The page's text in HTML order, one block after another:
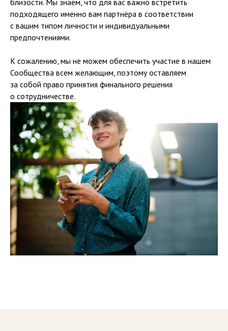
близости. Мы знаем, что для вас важно встретить
подходящего именно вам партнёра в соответствии
с вашим типом личности и индивидуальными
предпочтениями.
К сожалению, мы не можем обеспечить участие в нашем
Сообщества всем желающим, поэтому оставляем
за собой право принятия финального решения
о сотрудничестве.